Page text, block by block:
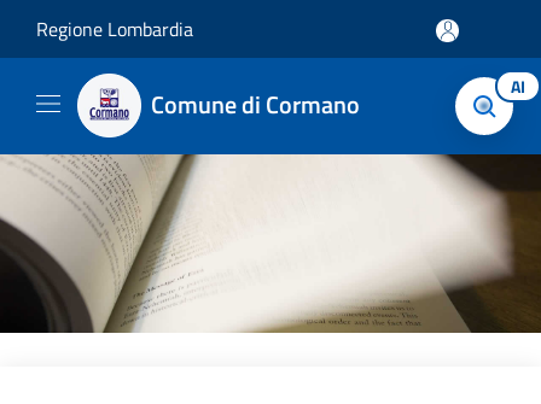
Regione Lombardia
Comune di Cormano AI